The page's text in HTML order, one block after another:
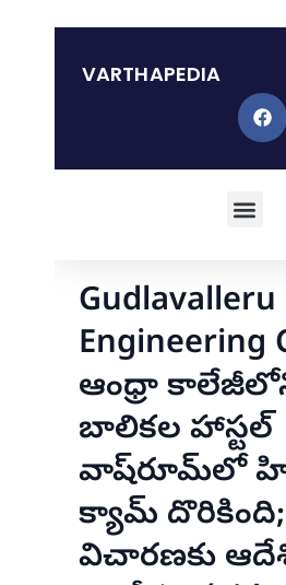
content
VARTHAPEDIA
Gudlavalleru
Engineering
ఆంధ్రా
బాలికల హాస్టల్
వాష్‌రూమ్‌లో
క్యామ్ దొరికింది;
విచారణకు